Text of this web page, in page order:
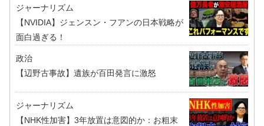
ジャーナリズム
【NVIDIA】ジェンスン・フアンの日本戦略が
面白過ぎる！
政治
【辺野古事故】遺族が百田発言に激怒
ジャーナリズム
【NHK性加害】3年放置は意図的か：お粗末